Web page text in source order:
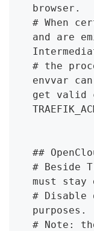
browser.
# When
and are
# the
envvar
get valid
##
# Beside
must stay
#
purposes.
# Note: